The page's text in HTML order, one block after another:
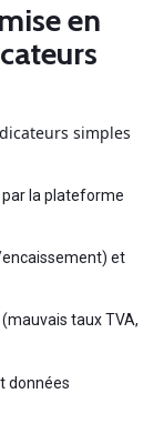
en
simples
par la plateforme
et
taux TVA,
données